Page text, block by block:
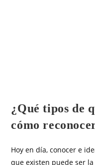
¿Qué tipos de
cómo
Hoy en día, conocer e
que existen puede ser